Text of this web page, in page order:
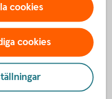
cookies
cookies